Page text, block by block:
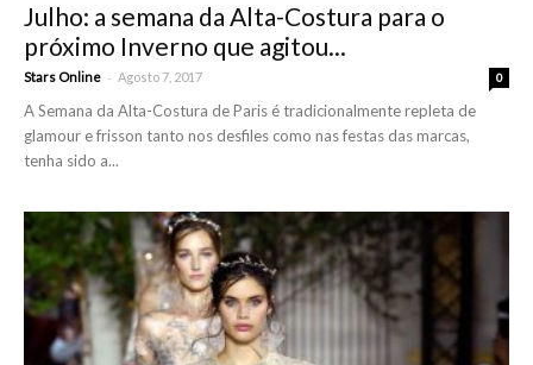
Julho: a semana da Alta-Costura para o
próximo Inverno que agitou...
Stars Online - Agosto 7, 2017 0
A Semana da Alta-Costura de Paris é tradicionalmente repleta de
glamour e frisson tanto nos desfiles como nas festas das marcas,
tenha sido a...